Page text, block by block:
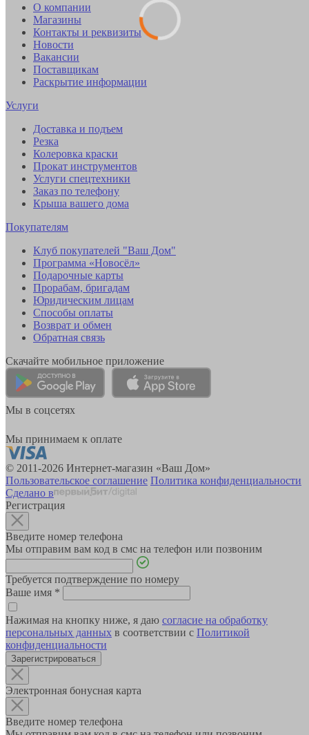
О компании
Магазины
Контакты и реквизиты
Новости
Вакансии
Поставщикам
Раскрытие информации
Услуги
Доставка и подъем
Резка
Колеровка краски
Прокат инструментов
Услуги спецтехники
Заказ по телефону
Крыша вашего дома
Покупателям
Клуб покупателей "Ваш Дом"
Программа «Новосёл»
Подарочные карты
Прорабам, бригадам
Юридическим лицам
Способы оплаты
Возврат и обмен
Обратная связь
Скачайте мобильное приложение
Мы в соцсетях
Мы принимаем к оплате
© 2011-2026 Интернет-магазин «Ваш Дом»
Пользовательское соглашение Политика конфиденциальности
Сделано в
Регистрация
Введите номер телефона
Мы отправим вам код в смс на телефон или позвоним
Требуется подтверждение по номеру
Ваше имя *
Нажимая на кнопку ниже, я даю согласие на обработку
персональных данных в соответствии с Политикой
конфиденциальности
Зарегистрироваться
Электронная бонусная карта
Введите номер телефона